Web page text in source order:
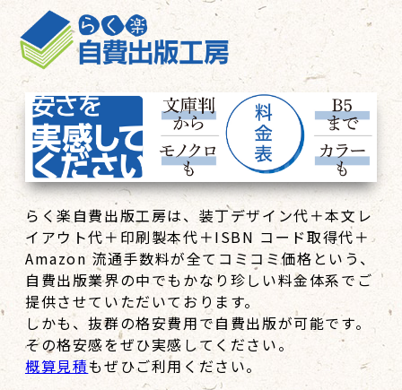
らく楽自費出版工房は、装丁デザイン代＋本文レ
イアウト代＋印刷製本代＋ISBN コード取得代＋
Amazon 流通手数料が全てコミコミ価格という、
自費出版業界の中でもかなり珍しい料金体系でご
提供させていただいております。
しかも、抜群の格安費用で自費出版が可能です。
その格安感をぜひ実感してください。
概算見積もぜひご利用ください。